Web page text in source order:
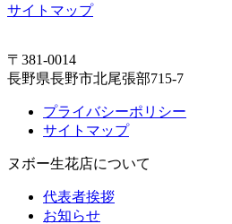
サイトマップ
〒381-0014
長野県長野市北尾張部715-7
プライバシーポリシー
サイトマップ
ヌボー生花店について
代表者挨拶
お知らせ